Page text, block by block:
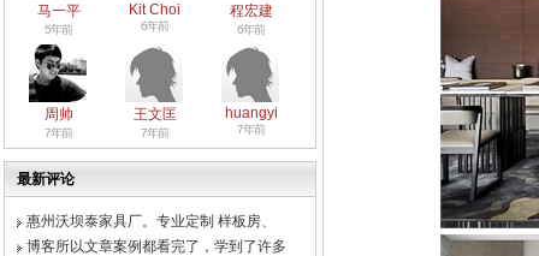
马一平
5年前
Kit Choi
6年前
程宏建
6年前
周帅
7年前
王文匡
7年前
huangyi
7年前
最新评论
惠州沃坝泰家具厂。专业定制 样板房、
博客所以文章案例都看完了，学到了许多